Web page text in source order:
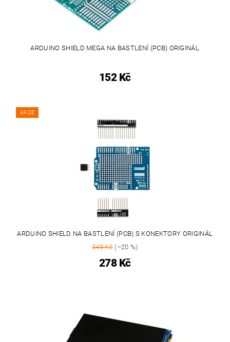
ARDUINO SHIELD MEGA NA BASTLENÍ (PCB) ORIGINÁL
152 Kč
AKCE
ARDUINO SHIELD NA BASTLENÍ (PCB) S KONEKTORY ORIGINÁL
348 Kč(–20 %)
278 Kč